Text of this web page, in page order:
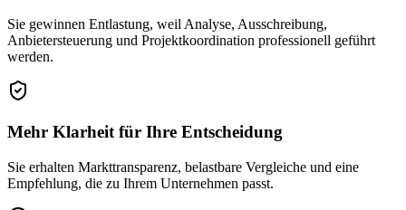
Sie gewinnen Entlastung, weil Analyse, Ausschreibung,
Anbietersteuerung und Projektkoordination professionell geführt
werden.
Mehr Klarheit für Ihre Entscheidung
Sie erhalten Markttransparenz, belastbare Vergleiche und eine
Empfehlung, die zu Ihrem Unternehmen passt.